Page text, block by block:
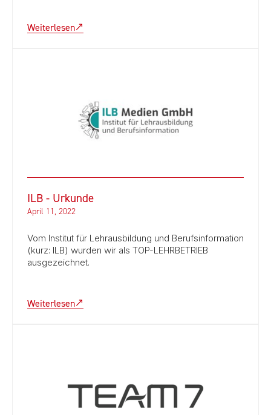
Weiterlesen
ILB - Urkunde
April 11, 2022
Vom Institut für Lehrausbildung und Berufsinformation
(kurz: ILB) wurden wir als TOP-LEHRBETRIEB
ausgezeichnet.
Weiterlesen